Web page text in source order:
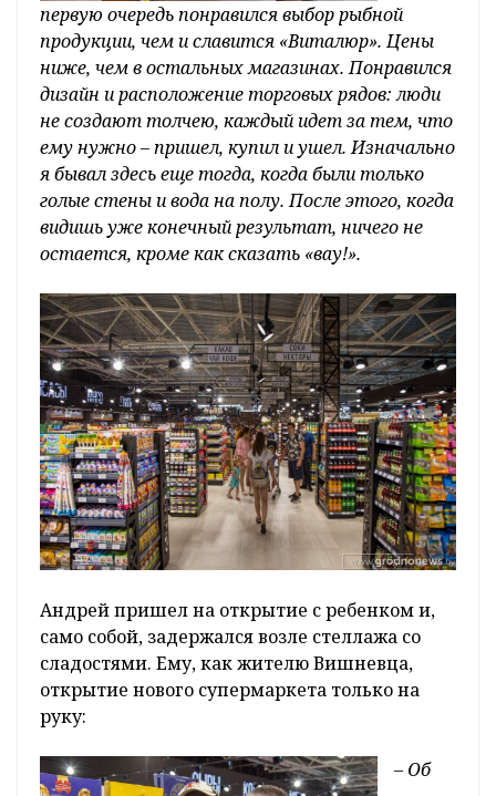
первую очередь понравился выбор рыбной
продукции, чем и славится «Виталюр». Цены
ниже, чем в остальных магазинах. Понравился
дизайн и расположение торговых рядов: люди
не создают толчею, каждый идет за тем, что
ему нужно – пришел, купил и ушел. Изначально
я бывал здесь еще тогда, когда были только
голые стены и вода на полу. После этого, когда
видишь уже конечный результат, ничего не
остается, кроме как сказать «вау!».
Андрей пришел на открытие с ребенком и,
само собой, задержался возле стеллажа со
сладостями. Ему, как жителю Вишневца,
открытие нового супермаркета только на
руку:
– Об